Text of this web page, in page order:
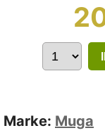
Marke: Muga